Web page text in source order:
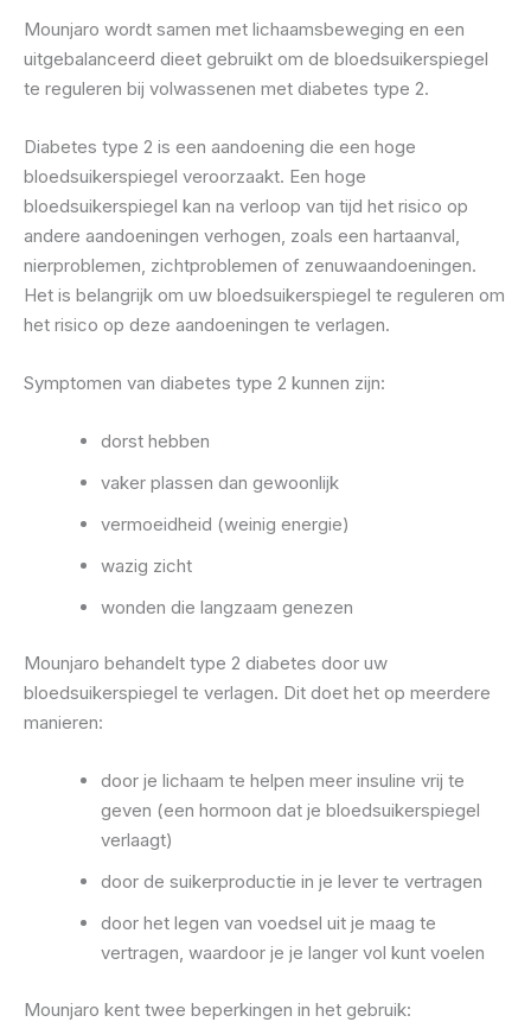
Mounjaro wordt samen met lichaamsbeweging en een
uitgebalanceerd dieet gebruikt om de bloedsuikerspiegel
te reguleren bij volwassenen met diabetes type 2.
Diabetes type 2 is een aandoening die een hoge
bloedsuikerspiegel veroorzaakt. Een hoge
bloedsuikerspiegel kan na verloop van tijd het risico op
andere aandoeningen verhogen, zoals een hartaanval,
nierproblemen, zichtproblemen of zenuwaandoeningen.
Het is belangrijk om uw bloedsuikerspiegel te reguleren om
het risico op deze aandoeningen te verlagen.
Symptomen van diabetes type 2 kunnen zijn:
dorst hebben
vaker plassen dan gewoonlijk
vermoeidheid (weinig energie)
wazig zicht
wonden die langzaam genezen
Mounjaro behandelt type 2 diabetes door uw
bloedsuikerspiegel te verlagen. Dit doet het op meerdere
manieren:
door je lichaam te helpen meer insuline vrij te
geven (een hormoon dat je bloedsuikerspiegel
verlaagt)
door de suikerproductie in je lever te vertragen
door het legen van voedsel uit je maag te
vertragen, waardoor je je langer vol kunt voelen
Mounjaro kent twee beperkingen in het gebruik: